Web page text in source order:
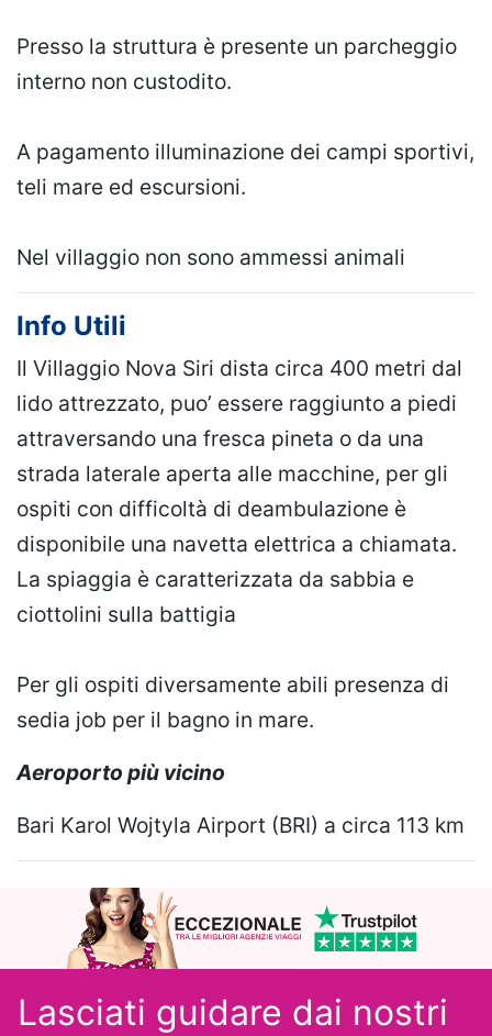
Presso la struttura è presente un parcheggio
interno non custodito.
A pagamento illuminazione dei campi sportivi,
teli mare ed escursioni.
Nel villaggio non sono ammessi animali
Info Utili
Il Villaggio Nova Siri dista circa 400 metri dal
lido attrezzato, puo’ essere raggiunto a piedi
attraversando una fresca pineta o da una
strada laterale aperta alle macchine, per gli
ospiti con difficoltà di deambulazione è
disponibile una navetta elettrica a chiamata.
La spiaggia è caratterizzata da sabbia e
ciottolini sulla battigia
Per gli ospiti diversamente abili presenza di
sedia job per il bagno in mare.
Aeroporto più vicino
Bari Karol Wojtyla Airport (BRI) a circa 113 km
Lasciati guidare dai nostri